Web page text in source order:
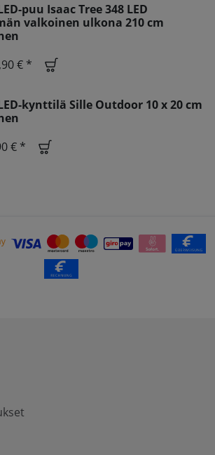
puu Isaac Tree 348 LED
valkoinen ulkona 210 cm
€ *
kynttilä Sille Outdoor 10 x 20 cm
€ *